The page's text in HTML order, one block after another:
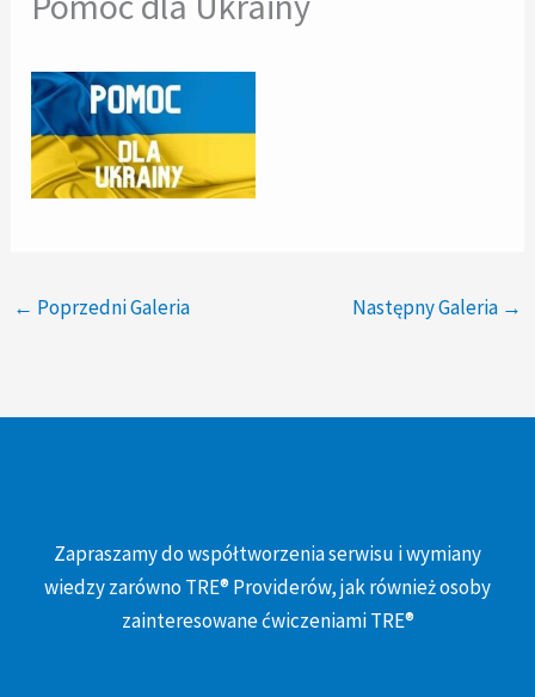
← Poprzedni Galeria Następny Galeria →
Zapraszamy do współtworzenia serwisu i wymiany
wiedzy zarówno TRE® Providerów, jak również osoby
zainteresowane ćwiczeniami TRE®